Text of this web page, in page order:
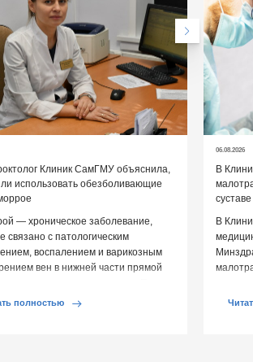
Клиник СамГМУ объяснила,
использовать обезболивающие
— хроническое заболевание,
связано с патологическим
воспалением и варикозным
вен в нижней части прямой
[…]
полностью
06.08.2026
В
суставе
В